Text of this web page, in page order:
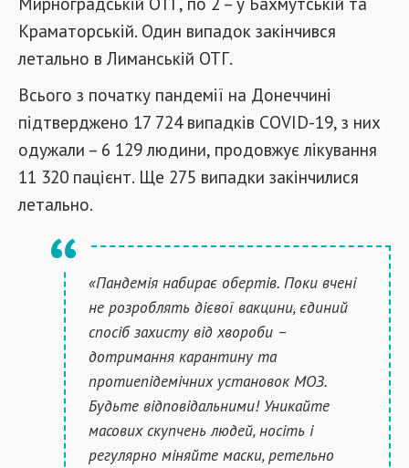
Краматорській. Один випадок закінчився
летально в Лиманській ОТГ.
Всього з початку пандемії на Донеччині
підтверджено 17 724 випадків COVID-19, з них
одужали – 6 129 людини, продовжує лікування
11 320 пацієнт. Ще 275 випадки закінчилися
летально.
«Пандемія набирає обертів. Поки вчені
не розроблять дієвої вакцини, єдиний
спосіб захисту від хвороби –
дотримання карантину та
протиепідемічних установок МОЗ.
Будьте відповідальними! Уникайте
масових скупчень людей, носіть і
регулярно міняйте маски, ретельно